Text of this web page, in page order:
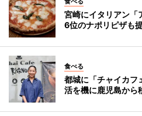
宮崎にイタリアン
6位のナポリピザも
食べる
都城に「チャイカ
活を機に鹿児島から